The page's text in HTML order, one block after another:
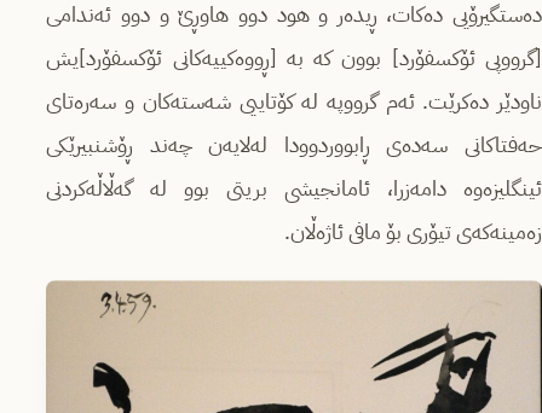
دەستگیرۆیی دەکات، ڕیدەر و هود دوو هاوڕێ و دوو ئەندامی
[گرووپی ئۆکسفۆرد] بوون کە بە [ڕووەکییەکانی ئۆکسفۆرد]یش
ناودێر دەکرێت. ئەم گرووپە لە کۆتاییی شەستەکان و سەرەتای
حەفتاکانی سەدەی ڕابووردوودا لەلایەن چەند ڕۆشنبیرێکی
ئینگلیزەوە دامەزرا، ئامانجیشی بریتی بوو لە گەڵاڵەکردنی
زەمینەکەی تیۆری بۆ مافی ئاژەڵان.